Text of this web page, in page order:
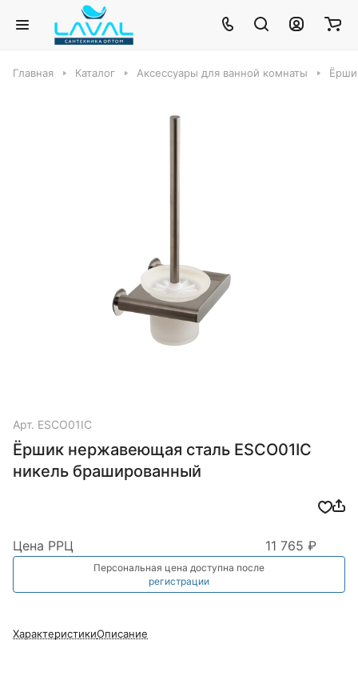
Главная Каталог Аксессуары для ванной комнаты
Арт. ESCO01IC
Ёршик нержавеющая сталь ESCO01IC
никель брашированный
Цена РРЦ 11 765 ₽
Персональная цена доступна после
регистрации
ХарактеристикиОписание